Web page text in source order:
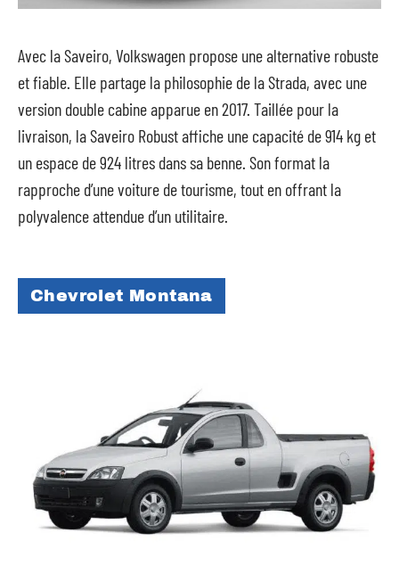
Avec la Saveiro, Volkswagen propose une alternative robuste
et fiable. Elle partage la philosophie de la Strada, avec une
version double cabine apparue en 2017. Taillée pour la
livraison, la Saveiro Robust affiche une capacité de 914 kg et
un espace de 924 litres dans sa benne. Son format la
rapproche d’une voiture de tourisme, tout en offrant la
polyvalence attendue d’un utilitaire.
Chevrolet Montana